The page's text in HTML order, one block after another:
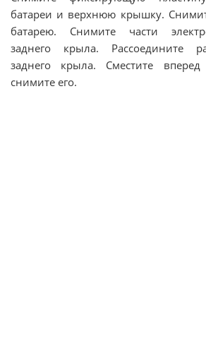
батареи и верхнюю крышку.
батарею. Снимите части
заднего крыла. Рассоедините
заднего крыла. Сместите
снимите его.